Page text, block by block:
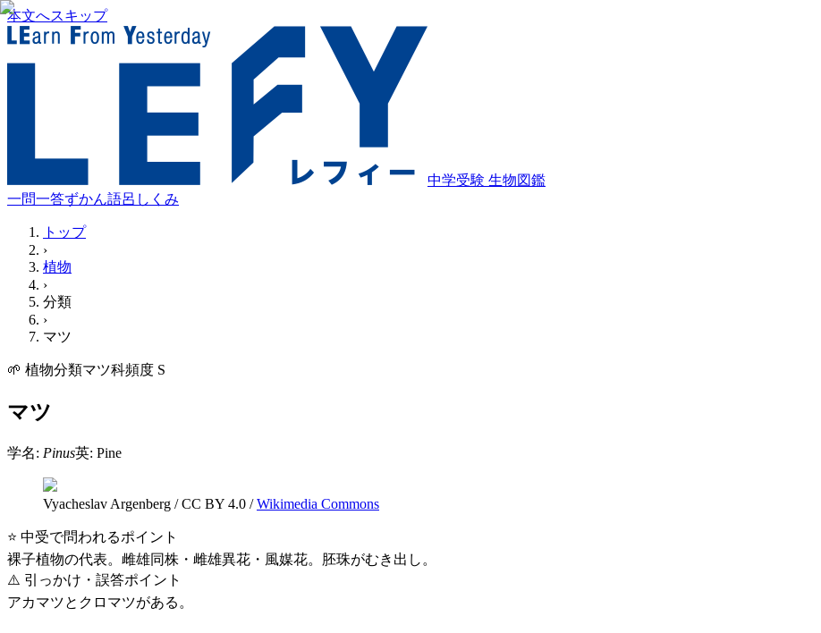
本文へスキップ
中学受験 生物図鑑
一問一答ずかん語呂 しくみ
トップ
›
植物
›
分類
›
マツ
🌱 植物分類マツ科頻度 S
マツ
学名: Pinus英: Pine
Vyacheslav Argenberg /CC BY 4.0 / Wikimedia Commons
⭐ 中受で問われるポイント
裸子植物の代表。雌雄同株・雌雄異花・風媒花。胚珠がむき出し。
⚠️ 引っかけ・誤答ポイント
アカマツとクロマツがある。